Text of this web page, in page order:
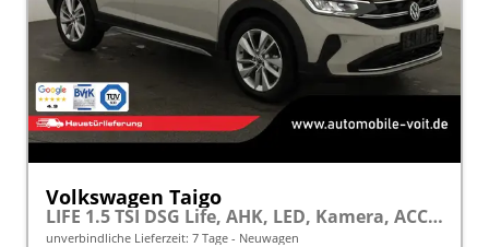
Volkswagen Taigo
LIFE 1.5 TSI DSG Life, AHK, LED, Kamera, ACC, Winter, 17-Zoll
unverbindliche Lieferzeit: 7 Tage Neuwagen